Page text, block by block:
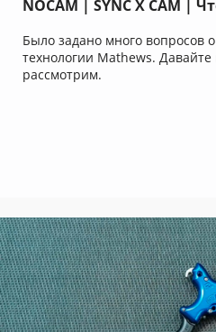
NOCAM | SYNC X CAM |
Было задано много вопросов
технологии Mathews.
рассмотрим.